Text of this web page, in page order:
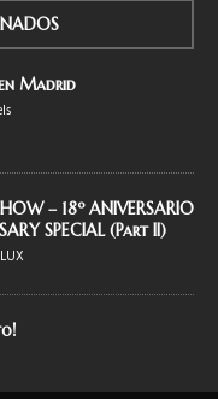
Madrid
– 18º ANIVERSARIO
SPECIAL (Part II)